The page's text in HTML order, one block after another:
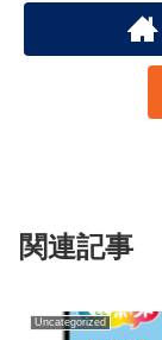
関連記事
Uncategorized